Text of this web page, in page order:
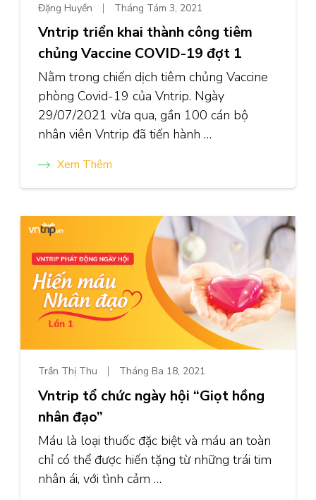
Đặng Huyền Tháng Tám 3, 2021
Vntrip triển khai thành công tiêm
chủng Vaccine COVID-19 đợt 1
Nằm trong chiến dịch tiêm chủng Vaccine
phòng Covid-19 của Vntrip. Ngày
29/07/2021 vừa qua, gần 100 cán bộ
nhân viên Vntrip đã tiến hành …
Xem Thêm
Trần Thị Thu Tháng Ba 18, 2021
Vntrip tổ chức ngày hội “Giọt hồng
nhân đạo”
Máu là loại thuốc đặc biệt và máu an toàn
chỉ có thể được hiến tặng từ những trái tim
nhân ái, với tình cảm …